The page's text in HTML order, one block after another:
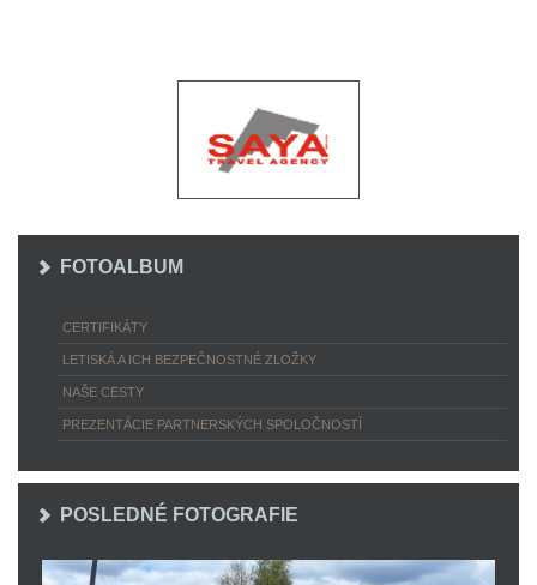
FOTOALBUM
CERTIFIKÁTY
LETISKÁ A ICH BEZPEČNOSTNÉ ZLOŽKY
NAŠE CESTY
PREZENTÁCIE PARTNERSKÝCH SPOLOČNOSTÍ
POSLEDNÉ FOTOGRAFIE